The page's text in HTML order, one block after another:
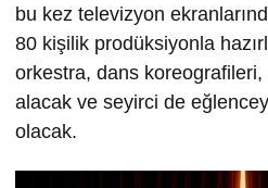
bu kez televizyon
80 kişilik prodüksiyonla
orkestra, dans
alacak ve seyirci de
olacak.